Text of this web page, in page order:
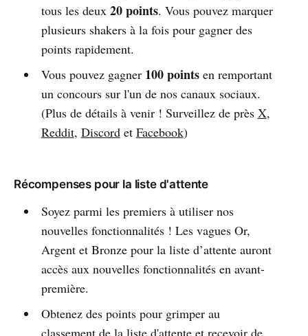
tous les deux 20 points. Vous pouvez marquer
plusieurs shakers à la fois pour gagner des
points rapidement.
Vous pouvez gagner 100 pointsen remportant
un concours sur l'un de nos canaux sociaux.
(Plus de détails à venir ! Surveillez de près X,
Reddit, Discordet Facebook)
Récompenses pour la liste d'attente
Soyez parmi les premiers à utiliser nos
nouvelles fonctionnalités ! Les vagues Or,
Argent et Bronze pour la liste d’attente auront
accès aux nouvelles fonctionnalités en avant-
première.
Obtenez des points pour grimper au
classement de la liste d'attente et recevoir de